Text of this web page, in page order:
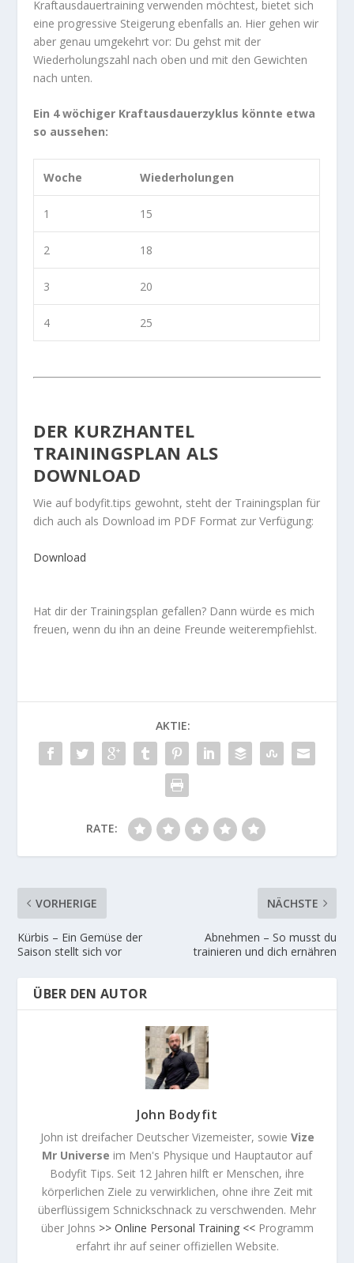
Kraftausdauertraining verwenden möchtest, bietet sich
eine progressive Steigerung ebenfalls an. Hier gehen wir
aber genau umgekehrt vor: Du gehst mit der
Wiederholungszahl nach oben und mit den Gewichten
nach unten.
Ein 4 wöchiger Kraftausdauerzyklus könnte etwa
so aussehen:
Woche Wiederholungen
1 15
2 18
3 20
4 25
DER KURZHANTEL
TRAININGSPLAN ALS
DOWNLOAD
Wie auf bodyfit.tips gewohnt, steht der Trainingsplan für
dich auch als Download im PDF Format zur Verfügung:
Download
Hat dir der Trainingsplan gefallen? Dann würde es mich
freuen, wenn du ihn an deine Freunde weiterempfiehlst.
AKTIE:
RATE:
VORHERIGE
Kürbis – Ein Gemüse der
Saison stellt sich vor
NÄCHSTE
Abnehmen – So musst du
trainieren und dich ernähren
ÜBER DEN AUTOR
John Bodyfit
John ist dreifacher Deutscher Vizemeister, sowie Vize
Mr Universe im Men's Physique und Hauptautor auf
Bodyfit Tips. Seit 12 Jahren hilft er Menschen, ihre
körperlichen Ziele zu verwirklichen, ohne ihre Zeit mit
überflüssigem Schnickschnack zu verschwenden. Mehr
über Johns >> Online Personal Training <<Programm
erfahrt ihr auf seiner offiziellen Website.